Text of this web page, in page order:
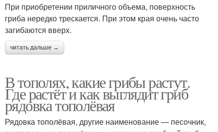
При приобретении приличного объема, поверхность
гриба нередко трескается. При этом края очень часто
загибаются вверх.
читать дальше →
В тополях, какие грибы растут.
Где растёт и как выглядит гриб
рядовка тополёвая
Рядовка тополёвая, другие наименование — песочник,